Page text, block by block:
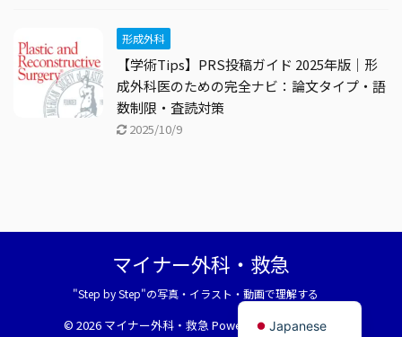
形成外科
【学術Tips】PRS投稿ガイド 2025年版｜形
成外科医のための完全ナビ：論文タイプ・語
数制限・査読対策
2025/10/9
マイナー外科・救急
"Step by Step"の写真・イラスト・動画で理解する
© 2026 マイナー外科・救急 Powered byAFFINGER5
Japanese
English